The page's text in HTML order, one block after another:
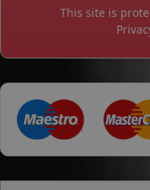
This site is